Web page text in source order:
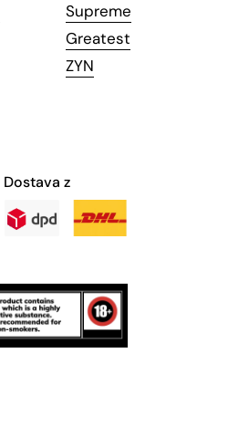
Supreme
Greatest
ZYN
Dostava z